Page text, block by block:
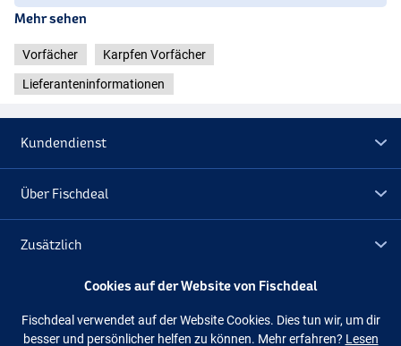
Mehr sehen
Vorfächer Karpfen Vorfächer
Lieferanteninformationen
Kundendienst
Über Fischdeal
Zusätzlich
Lagerräumung
Cookies auf der Website von Fischdeal
Fischdeal verwendet auf der Website Cookies. Dies tun wir, um dir
besser und persönlicher helfen zu können. Mehr erfahren? Lesen